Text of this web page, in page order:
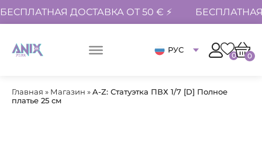
БЕСПЛАТНАЯ ДОСТАВКА ОТ 50 € ⚡
РУС
0 0
Главная » Магазин »A-Z: Статуэтка ПВХ 1/7 [D] Полное
платье 25 см